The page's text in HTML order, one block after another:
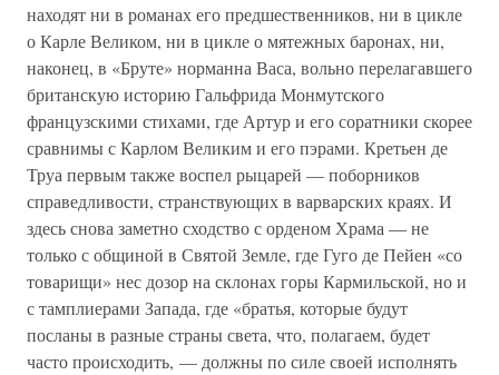
находят ни в романах его предшественников, ни в цикле
о Карле Великом, ни в цикле о мятежных баронах, ни,
наконец, в «Бруте» норманна Васа, вольно перелагавшего
британскую историю Гальфрида Монмутского
французскими стихами, где Артур и его соратники скорее
сравнимы с Карлом Великим и его пэрами. Кретьен де
Труа первым также воспел рыцарей — поборников
справедливости, странствующих в варварских краях. И
здесь снова заметно сходство с орденом Храма — не
только с общиной в Святой Земле, где Гуго де Пейен «со
товарищи» нес дозор на склонах горы Кармильской, но и
с тамплиерами Запада, где «братья, которые будут
посланы в разные страны света, что, полагаем, будет
часто происходить, — должны по силе своей исполнять